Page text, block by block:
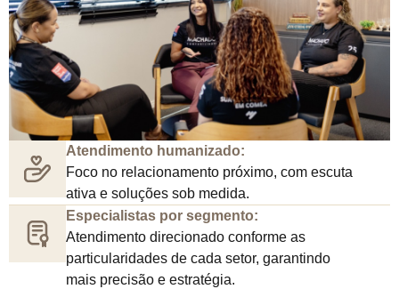
Atendimento humanizado:
Foco no relacionamento próximo, com escuta
ativa e soluções sob medida.
Especialistas por segmento:
Atendimento direcionado conforme as
particularidades de cada setor, garantindo
mais precisão e estratégia.